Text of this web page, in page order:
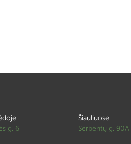
g. 6
Šiauliuose
Serbentų g. 90A